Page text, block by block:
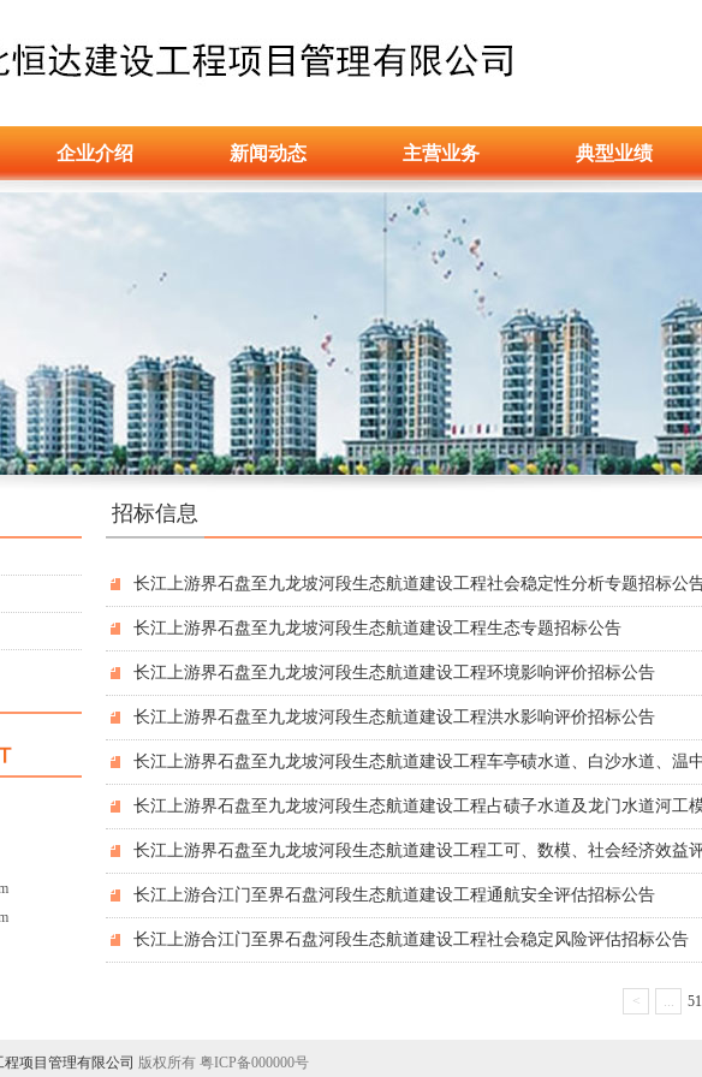
企业介绍 新闻动态 主营业务 典型业绩
招标信息
长江上游界石盘至九龙坡河段生态航道建设工程社会稳定性分析专题招标公
长江上游界石盘至九龙坡河段生态航道建设工程生态专题招标公告
长江上游界石盘至九龙坡河段生态航道建设工程环境影响评价招标公告
长江上游界石盘至九龙坡河段生态航道建设工程洪水影响评价招标公告
长江上游界石盘至九龙坡河段生态航道建设工程车亭碛水道、白沙水道、温
长江上游界石盘至九龙坡河段生态航道建设工程占碛子水道及龙门水道河工
长江上游界石盘至九龙坡河段生态航道建设工程工可、数模、社会经济效益
长江上游合江门至界石盘河段生态航道建设工程通航安全评估招标公告
长江上游合江门至界石盘河段生态航道建设工程社会稳定风险评估招标公告
< ... 51
项目管理有限公司 版权所有 粤ICP备000000号